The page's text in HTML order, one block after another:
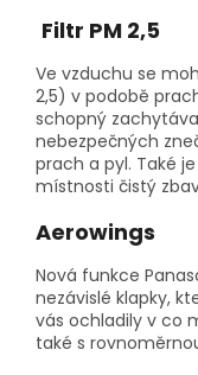
Filtr PM 2,5
Ve vzduchu se
2,5) v podobě
schopný
nebezpečných
prach a pyl. Také
místnosti čistý
Aerowings
Nová funkce
nezávislé klapky,
vás ochladily v co
také s